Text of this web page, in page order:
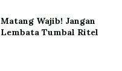
Wajib! Jangan
Tumbal Ritel